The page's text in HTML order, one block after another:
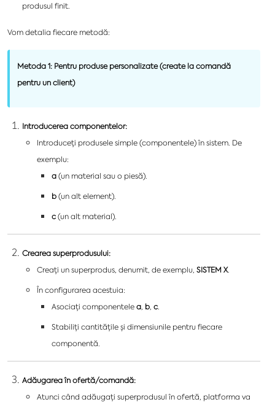
produsul finit.
Vom detalia fiecare metodă:
Metoda 1: Pentru produse personalizate (create la comandă
pentru un client)
Introducerea componentelor:
Introduceți produsele simple (componentele) în sistem. De
exemplu:
a (un material sau o piesă).
b (un alt element).
c (un alt material).
Crearea superprodusului:
Creați un superprodus, denumit, de exemplu, SISTEM X.
În configurarea acestuia:
Asociați componentele a b c
Stabiliți cantitățile și dimensiunile pentru fiecare
componentă.
Adăugarea în ofertă/comandă:
Atunci când adăugați superprodusul în ofertă, platforma va